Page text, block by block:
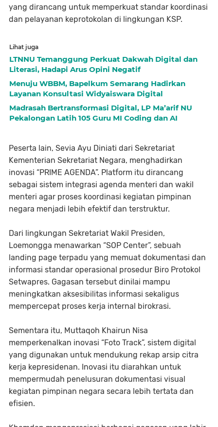
yang dirancang untuk memperkuat standar koordinasi
dan pelayanan keprotokolan di lingkungan KSP.
Lihat juga
LTNNU Temanggung Perkuat Dakwah Digital dan
Literasi, Hadapi Arus Opini Negatif
Menuju WBBM, Bapelkum Semarang Hadirkan
Layanan Konsultasi Widyaiswara Digital
Madrasah Bertransformasi Digital, LP Ma’arif NU
Pekalongan Latih 105 Guru MI Coding dan AI
Peserta lain, Sevia Ayu Diniati dari Sekretariat
Kementerian Sekretariat Negara, menghadirkan
inovasi “PRIME AGENDA”. Platform itu dirancang
sebagai sistem integrasi agenda menteri dan wakil
menteri agar proses koordinasi kegiatan pimpinan
negara menjadi lebih efektif dan terstruktur.
Dari lingkungan Sekretariat Wakil Presiden,
Loemongga menawarkan “SOP Center”, sebuah
landing page terpadu yang memuat dokumentasi dan
informasi standar operasional prosedur Biro Protokol
Setwapres. Gagasan tersebut dinilai mampu
meningkatkan aksesibilitas informasi sekaligus
mempercepat proses kerja internal birokrasi.
Sementara itu, Muttaqoh Khairun Nisa
memperkenalkan inovasi “Foto Track”, sistem digital
yang digunakan untuk mendukung rekap arsip citra
kerja kepresidenan. Inovasi itu diarahkan untuk
mempermudah penelusuran dokumentasi visual
kegiatan pimpinan negara secara lebih tertata dan
efisien.